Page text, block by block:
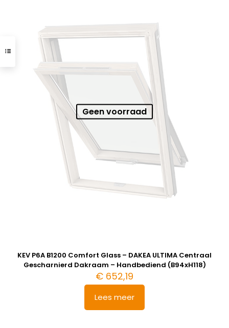
Geen voorraad
KEV P6A B1200 Comfort Glass – DAKEA ULTIMA Centraal
Gescharnierd Dakraam – Handbediend (B94xH118)
€ 652,19
Lees meer